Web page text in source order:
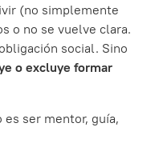
(no simplemente
o no se vuelve clara.
social. Sino
o excluye formar
ser mentor, guía,